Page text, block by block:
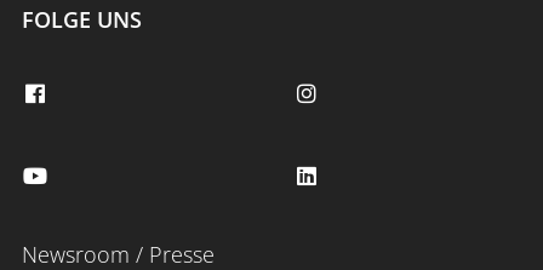
FOLGE UNS
Newsroom / Presse